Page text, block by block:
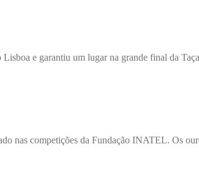
e garantiu um lugar na grande final da
nas competições da Fundação INATEL. Os